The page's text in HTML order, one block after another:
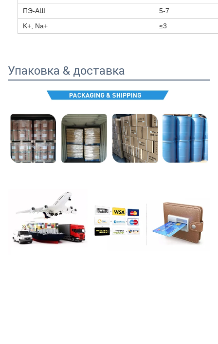
ПЭ-АШ
5-7
K+, Na+
≤3
Упаковка & доставка